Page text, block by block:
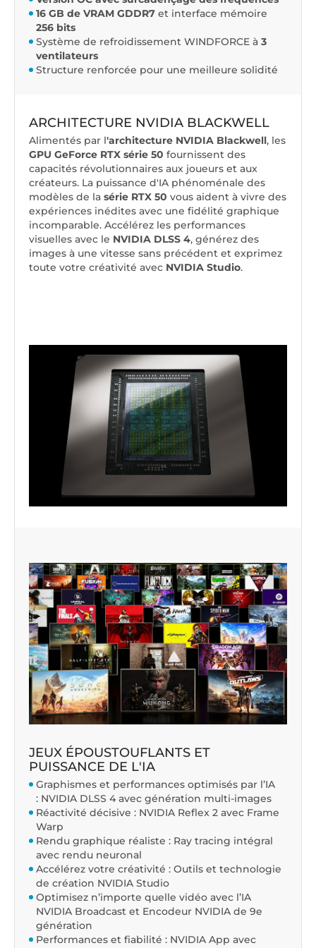
16 GB de VRAM GDDR7 et interface mémoire
256 bits
Système de refroidissement WINDFORCE à 3
ventilateurs
Structure renforcée pour une meilleure solidité
ARCHITECTURE NVIDIA BLACKWELL
Alimentés par l'architecture NVIDIA Blackwell, les
GPU GeForce RTX série 50 fournissent des
capacités révolutionnaires aux joueurs et aux
créateurs. La puissance d'IA phénoménale des
modèles de la série RTX 50 vous aident à vivre des
expériences inédites avec une fidélité graphique
incomparable. Accélérez les performances
visuelles avec le NVIDIA DLSS 4, générez des
images à une vitesse sans précédent et exprimez
toute votre créativité avec NVIDIA Studio.
JEUX ÉPOUSTOUFLANTS ET
PUISSANCE DE L'IA
Graphismes et performances optimisés par l’IA
: NVIDIA DLSS 4 avec génération multi-images
Réactivité décisive : NVIDIA Reflex 2 avec Frame
Warp
Rendu graphique réaliste : Ray tracing intégral
avec rendu neuronal
Accélérez votre créativité : Outils et technologie
de création NVIDIA Studio
Optimisez n’importe quelle vidéo avec l’IA
NVIDIA Broadcast et Encodeur NVIDIA de 9e
génération
Performances et fiabilité : NVIDIA App avec